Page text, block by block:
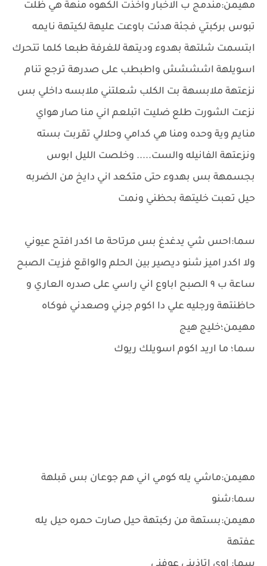
مهيمن:مندمج ب الاخبار واخذت الكهوه منهة هي ظلت
تبوس بركبتي فجئة هدئت باوعت عليهة لكيتهة نايمه
ابتسمت شلتهة بهدوء وديتهة للغرفة طبعا كلما تتحرك
اسويلهة اشششش واطبطب على صدرهة ترجع تنام
نزعتهة ملابسهة بت الكلب شعلتني ملابسه داخلي بس
نزعت الشورت طلع ضليت اتبلعم اني منا صار هواي
منايم وية وحده ومنا هي كدامي وحلالي تقربت بسته
ونزعتهة الفانيله والست..... وخلصت الليل ابوس
بجسمهة بس بهدوء حتى متكعد اني دايخ من الضربه
حيل تعبت خليتهة بحظني ونمت
سما:احس شي يدغدغ بس مرتاحة ما اكدر افتح عيوني
ولا اكدر اميز شنو ديصير بين الحلم والواقع فزيت الصبح
ساعة ب ٩ الصبح اباوع اني راسي على صدره العاري و
حاظنتهة ورجليه علي دا اكوم جرني وصعدني فوكاه
مهيمن؛خليج هيج
سما؛ ما اريد اكوم اسويلك ريوك
مهيمن:ماشي يله كومي اني هم جوعان بس قبلهة
سما:شنو
مهيمن:بستهة من ركبتهة حيل صارت حمره حيل يله
عفتهة